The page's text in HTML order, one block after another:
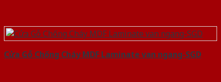
Cửa Gỗ Chống Cháy MDF Laminate van ngang-SGD